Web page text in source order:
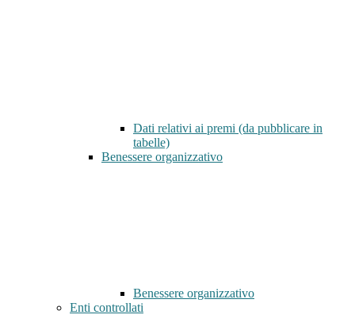
Dati relativi ai premi (da pubblicare in
tabelle)
Benessere organizzativo
Benessere organizzativo
Enti controllati